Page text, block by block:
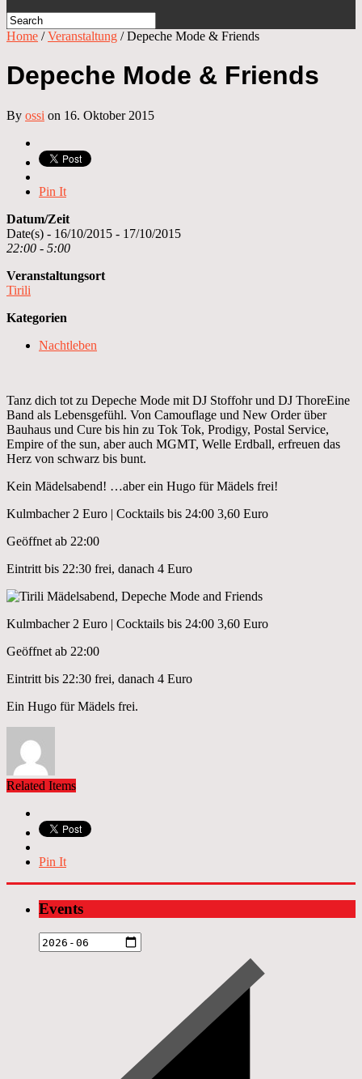
Home /Veranstaltung /Depeche Mode & Friends
Depeche Mode & Friends
By ossi on 16. Oktober 2015
Pin It
Datum/Zeit
Date(s) - 16/10/2015 - 17/10/2015
22:00 - 5:00
Veranstaltungsort
Tirili
Kategorien
Nachtleben
Tanz dich tot zu Depeche Mode mit DJ Stoffohr und DJ ThoreEine
Band als Lebensgefühl. Von Camouflage und New Order über
Bauhaus und Cure bis hin zu Tok Tok, Prodigy, Postal Service,
Empire of the sun, aber auch MGMT, Welle Erdball, erfreuen das
Herz von schwarz bis bunt.
Kein Mädelsabend! …aber ein Hugo für Mädels frei!
Kulmbacher 2 Euro | Cocktails bis 24:00 3,60 Euro
Geöffnet ab 22:00
Eintritt bis 22:30 frei, danach 4 Euro
Kulmbacher 2 Euro | Cocktails bis 24:00 3,60 Euro
Geöffnet ab 22:00
Eintritt bis 22:30 frei, danach 4 Euro
Ein Hugo für Mädels frei.
Related Items
Pin It
Events